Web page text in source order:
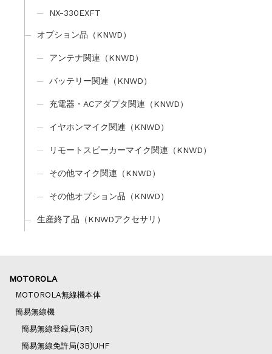
NX-330EXFT
オプション品（KNWD）
アンテナ関連（KNWD）
バッテリー関連（KNWD）
充電器・ACアダプタ関連（KNWD）
イヤホンマイク関連（KNWD）
リモートスピーカーマイク関連（KNWD）
その他マイク関連（KNWD）
その他オプション品（KNWD）
生産終了品（KNWDアクセサリ）
MOTOROLA
MOTOROLA無線機本体
簡易無線機
簡易無線登録局(3R)
簡易無線免許局(3B)UHF